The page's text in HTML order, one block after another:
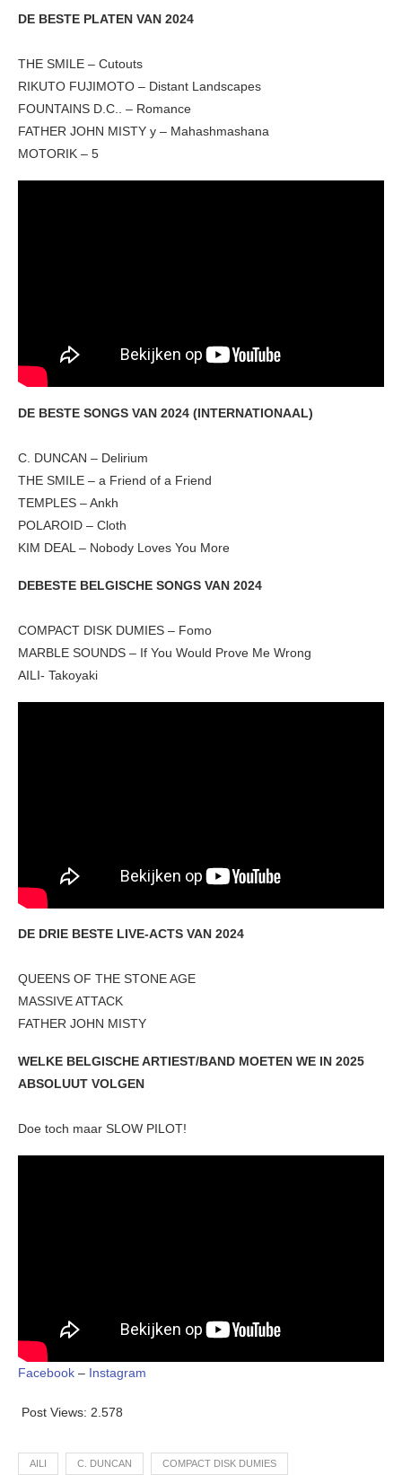
DE BESTE PLATEN VAN 2024
THE SMILE – Cutouts
RIKUTO FUJIMOTO – Distant Landscapes
FOUNTAINS D.C.. – Romance
FATHER JOHN MISTY y – Mahashmashana
MOTORIK – 5
DE BESTE SONGS VAN 2024 (INTERNATIONAAL)
C. DUNCAN – Delirium
THE SMILE – a Friend of a Friend
TEMPLES – Ankh
POLAROID – Cloth
KIM DEAL – Nobody Loves You More
DEBESTE BELGISCHE SONGS VAN 2024
COMPACT DISK DUMIES – Fomo
MARBLE SOUNDS – If You Would Prove Me Wrong
AILI- Takoyaki
DE DRIE BESTE LIVE-ACTS VAN 2024
QUEENS OF THE STONE AGE
MASSIVE ATTACK
FATHER JOHN MISTY
WELKE BELGISCHE ARTIEST/BAND MOETEN WE IN 2025
ABSOLUUT VOLGEN
Doe toch maar SLOW PILOT!
Facebook – Instagram
Post Views: 2.578
AILI C. DUNCAN COMPACT DISK DUMIES